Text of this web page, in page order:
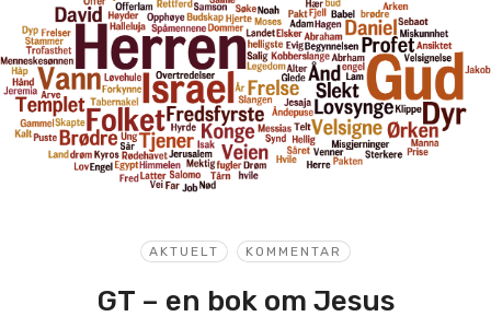
AKTUELT KOMMENTAR
GT – en bok om Jesus